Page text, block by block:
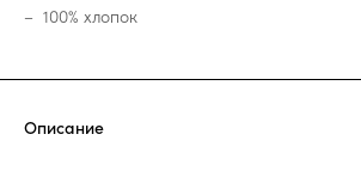
100% хлопок
Описание